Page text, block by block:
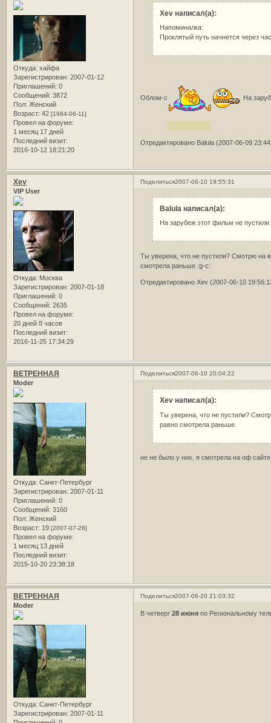
Откуда: хайфа
Зарегистрирован: 2007-01-12
Приглашений: 0
Сообщений: 3872
Пол: Женский
Возраст: 42 [1984-06-11]
Провел на форуме:
1 месяц 17 дней
Последний визит:
2016-10-12 18:21:20
Xev написал(а):
Напоминалка:
Проклятый путь начнется через час
Облом-с На
Отредактировано Balula (2007-06-09
Поделиться2007-06-10 19:55:31
Xev
VIP User
Откуда: Москва
Зарегистрирован: 2007-01-18
Приглашений: 0
Сообщений: 2635
Провел на форуме:
20 дней 8 часов
Последний визит:
2016-11-25 17:34:29
Balula написал(а):
На зарубеж этот фильм не пустили
Ты уверена, что не пустили? Смотрю на
смотрела раньше :g-c:
Отредактировано Xev (2007-06-10
Поделиться2007-06-10 20:04:22
ВЕТРЕННАЯ
Moder
Откуда: Санкт-Петербург
Зарегистрирован: 2007-01-11
Приглашений: 0
Сообщений: 3160
Пол: Женский
Возраст: 19 [2007-07-28]
Провел на форуме:
1 месяц 13 дней
Последний визит:
2015-10-20 23:38:18
Xev написал(а):
Ты уверена, что не пустили?
равно смотрела раньше
не не было у них, я смотрела на оф
Поделиться2007-06-20 21:03:32
ВЕТРЕННАЯ
Moder
Откуда: Санкт-Петербург
Зарегистрирован: 2007-01-11
В четверг28 июня по Региональному